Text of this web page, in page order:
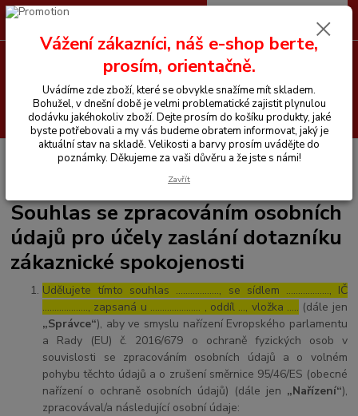
Hledat
+420 605 255 500 0 Kč
Souhlas se zpracováním osobních údajů pro účely zaslání dotazníku
Souhlas se zpracováním osobních
údajů pro účely zaslání dotazníku
zákaznické spokojenosti
Udělujete tímto souhlas ……………..., se sídlem ………………, IČ
………………., zapsaná u ………………… , oddíl …, vložka ….. (dále jen
„Správce“), aby ve smyslu nařízení Evropského parlamentu
a Rady (EU) č. 2016/679 o ochraně fyzických osob v
souvislosti se zpracováním osobních údajů a o volném
pohybu těchto údajů a o zrušení směrnice 95/46/ES (obecné
nařízení o ochraně osobních údajů) (dále jen „Nařízení“),
zpracovával/a následující osobní údaje:
Vážení zákazníci, náš e-shop berte,
prosím, orientačně.
Uvádíme zde zboží, které se obvykle snažíme mít skladem.
Bohužel, v dnešní době je velmi problematické zajistit plynulou
dodávku jakéhokoliv zboží. Dejte prosím do košíku produkty, jaké
byste potřebovali a my vás budeme obratem informovat, jaký je
aktuální stav na skladě. Velikosti a barvy prosím uvádějte do
poznámky. Děkujeme za vaši důvěru a že jste s námi!
Zavřít